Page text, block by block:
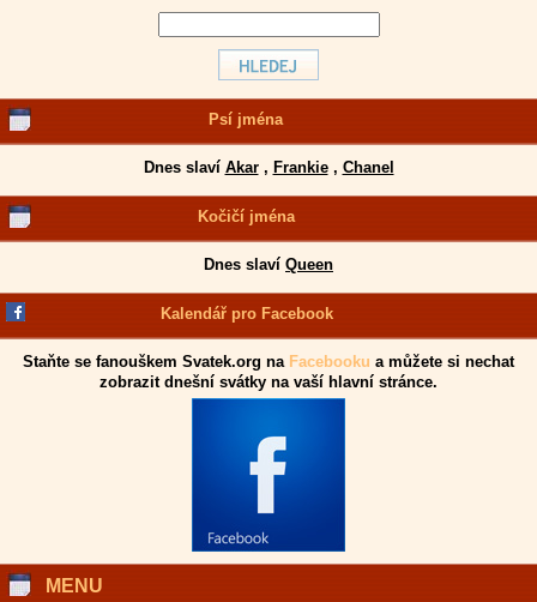
Psí jména
Dnes slaví Akar, Frankie, Chanel
Kočičí jména
Dnes slaví Queen
Kalendář pro Facebook
Staňte se fanouškem Svatek.org na Facebooku a můžete si nechat
zobrazit dnešní svátky na vaší hlavní stránce.
MENU